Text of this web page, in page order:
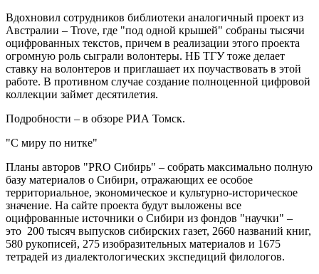
Вдохновил сотрудников библиотеки аналогичный проект из
Австралии – Trove, где "под одной крышей" собраны тысячи
оцифрованных текстов, причем в реализации этого проекта
огромную роль сыграли волонтеры. НБ ТГУ тоже делает
ставку на волонтеров и приглашает их поучаствовать в этой
работе. В противном случае создание полноценной цифровой
коллекции займет десятилетия.
Подробности – в обзоре РИА Томск.
"С миру по нитке"
Планы авторов "PRO Сибирь" – собрать максимально полную
базу материалов о Сибири, отражающих ее особое
территориальное, экономическое и культурно-историческое
значение. На сайте проекта будут выложены все
оцифрованные источники о Сибири из фондов "научки" –
это 200 тысяч выпусков сибирских газет, 2660 названий книг,
580 рукописей, 275 изобразительных материалов и 1675
тетрадей из диалектологических экспедиций филологов.